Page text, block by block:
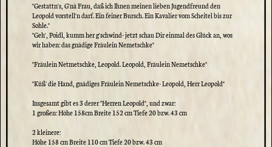
"Gestattn's, G'nä Frau, daß ich Ihnen meinen lieben Jugendfreund den
Leopold vorstell'n darf. Ein feiner Bursch. Ein Kavalier vom Scheitel bis zur
Sohle."
"Geh', Poidl, kumm her g'schwind- jetzt schau Dir einmal des Glück an, wos
wir haben: das gnädige Fräulein Nemetschke"
"Fräulein Netmetschke, Leopold. Leopold, Fräulein Nemetschke"
"Küß' die Hand, gnädiges Fräulein Nemetschke- Leopold, Herr Leopold"
Insgesamt gibt es 3 derer "Herren Leopold", und zwar:
1 großen: Höhe 158cm Breite 152 cm Tiefe 20 bzw. 43 cm
2 kleinere:
Höhe 158 cm Breite 110 cm Tiefe 20 bzw. 43 cm